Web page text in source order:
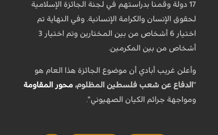
17 دولة وقمنا بدراستهم في لجنة الجائزة الإسلامية
لحقوق الإنسان والكرامة الإنسانية. وفي النهاية تم
اختيار 6 أشخاص من بين المختارين وتم اختيار 3
أشخاص من بين المكرمين.
وأعلن غريب أبادي أن موضوع الجائزة هذا العام هو
"الدفاع عن شعب فلسطين المظلوم،محور المقاومة
ومواجهة جرائم الكيان الصهيوني".